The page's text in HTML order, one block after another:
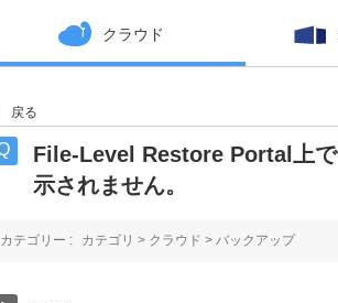
クラウド
戻る
File-Level Restore Portal上
示されません。
カテゴリー : カテゴリ > クラウド > バックアップ